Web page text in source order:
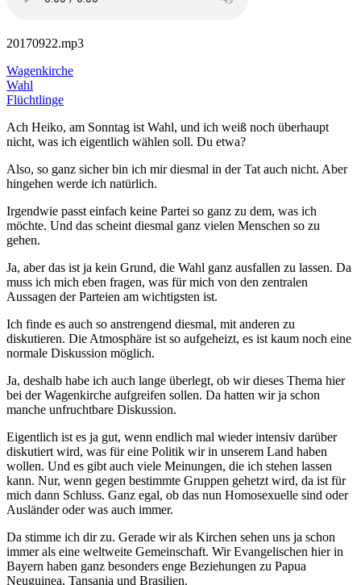
20170922.mp3
Wagenkirche
Wahl
Flüchtlinge
Ach Heiko, am Sonntag ist Wahl, und ich weiß noch überhaupt
nicht, was ich eigentlich wählen soll. Du etwa?
Also, so ganz sicher bin ich mir diesmal in der Tat auch nicht. Aber
hingehen werde ich natürlich.
Irgendwie passt einfach keine Partei so ganz zu dem, was ich
möchte. Und das scheint diesmal ganz vielen Menschen so zu
gehen.
Ja, aber das ist ja kein Grund, die Wahl ganz ausfallen zu lassen. Da
muss ich mich eben fragen, was für mich von den zentralen
Aussagen der Parteien am wichtigsten ist.
Ich finde es auch so anstrengend diesmal, mit anderen zu
diskutieren. Die Atmosphäre ist so aufgeheizt, es ist kaum noch eine
normale Diskussion möglich.
Ja, deshalb habe ich auch lange überlegt, ob wir dieses Thema hier
bei der Wagenkirche aufgreifen sollen. Da hatten wir ja schon
manche unfruchtbare Diskussion.
Eigentlich ist es ja gut, wenn endlich mal wieder intensiv darüber
diskutiert wird, was für eine Politik wir in unserem Land haben
wollen. Und es gibt auch viele Meinungen, die ich stehen lassen
kann. Nur, wenn gegen bestimmte Gruppen gehetzt wird, da ist für
mich dann Schluss. Ganz egal, ob das nun Homosexuelle sind oder
Ausländer oder was auch immer.
Da stimme ich dir zu. Gerade wir als Kirchen sehen uns ja schon
immer als eine weltweite Gemeinschaft. Wir Evangelischen hier in
Bayern haben ganz besonders enge Beziehungen zu Papua
Neuguinea, Tansania und Brasilien.